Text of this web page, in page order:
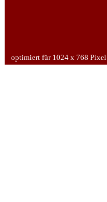
optimiert für 1024 x 768 Pixel